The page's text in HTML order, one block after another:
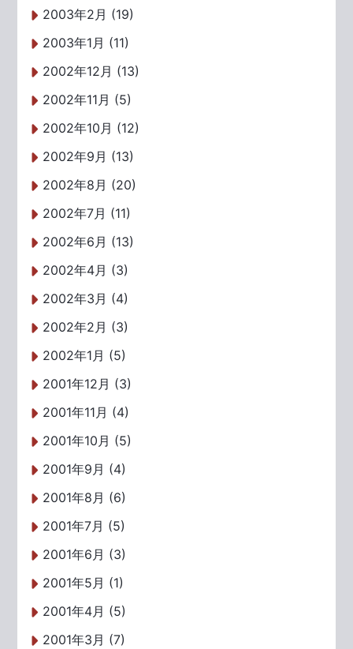
2003年2月 (19)
2003年1月 (11)
2002年12月 (13)
2002年11月 (5)
2002年10月 (12)
2002年9月 (13)
2002年8月 (20)
2002年7月 (11)
2002年6月 (13)
2002年4月 (3)
2002年3月 (4)
2002年2月 (3)
2002年1月 (5)
2001年12月 (3)
2001年11月 (4)
2001年10月 (5)
2001年9月 (4)
2001年8月 (6)
2001年7月 (5)
2001年6月 (3)
2001年5月 (1)
2001年4月 (5)
2001年3月 (7)